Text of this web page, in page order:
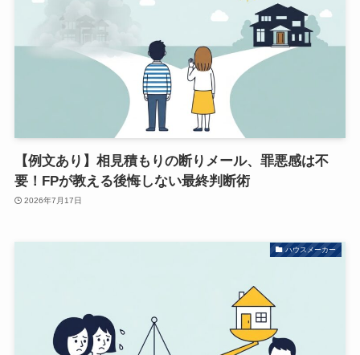
【例文あり】相見積もりの断りメール、罪悪感は不
要！FPが教える後悔しない最終判断術
2026年7月17日
ハウスメーカー